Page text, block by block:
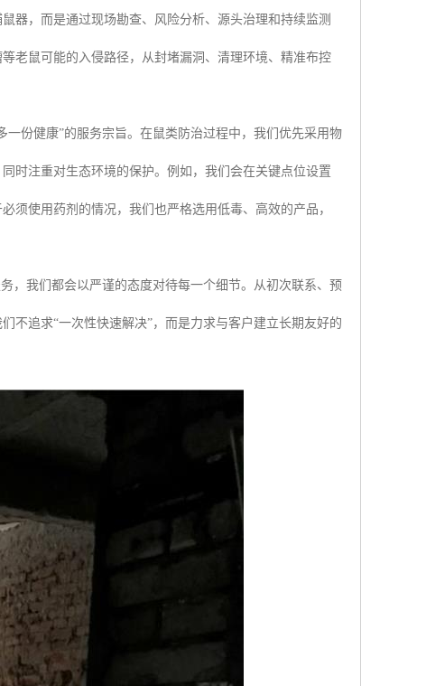
器，而是通过现场勘查、风险分析、源头治理和持续监测
老鼠可能的入侵路径，从封堵漏洞、清理环境、精准布控
份健康”的服务宗旨。在鼠类防治过程中，我们优先采用物
时注重对生态环境的保护。例如，我们会在关键点位设置
须使用药剂的情况，我们也严格选用低毒、高效的产品，
，我们都会以严谨的态度对待每一个细节。从初次联系、预
不追求“一次性快速解决”，而是力求与客户建立长期友好的